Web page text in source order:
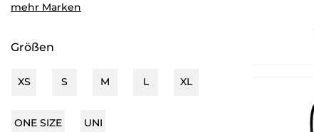
Eight 2 Nine
Street One
mehr Marken
Größen
XS S M L XL
ONE SIZE UNI